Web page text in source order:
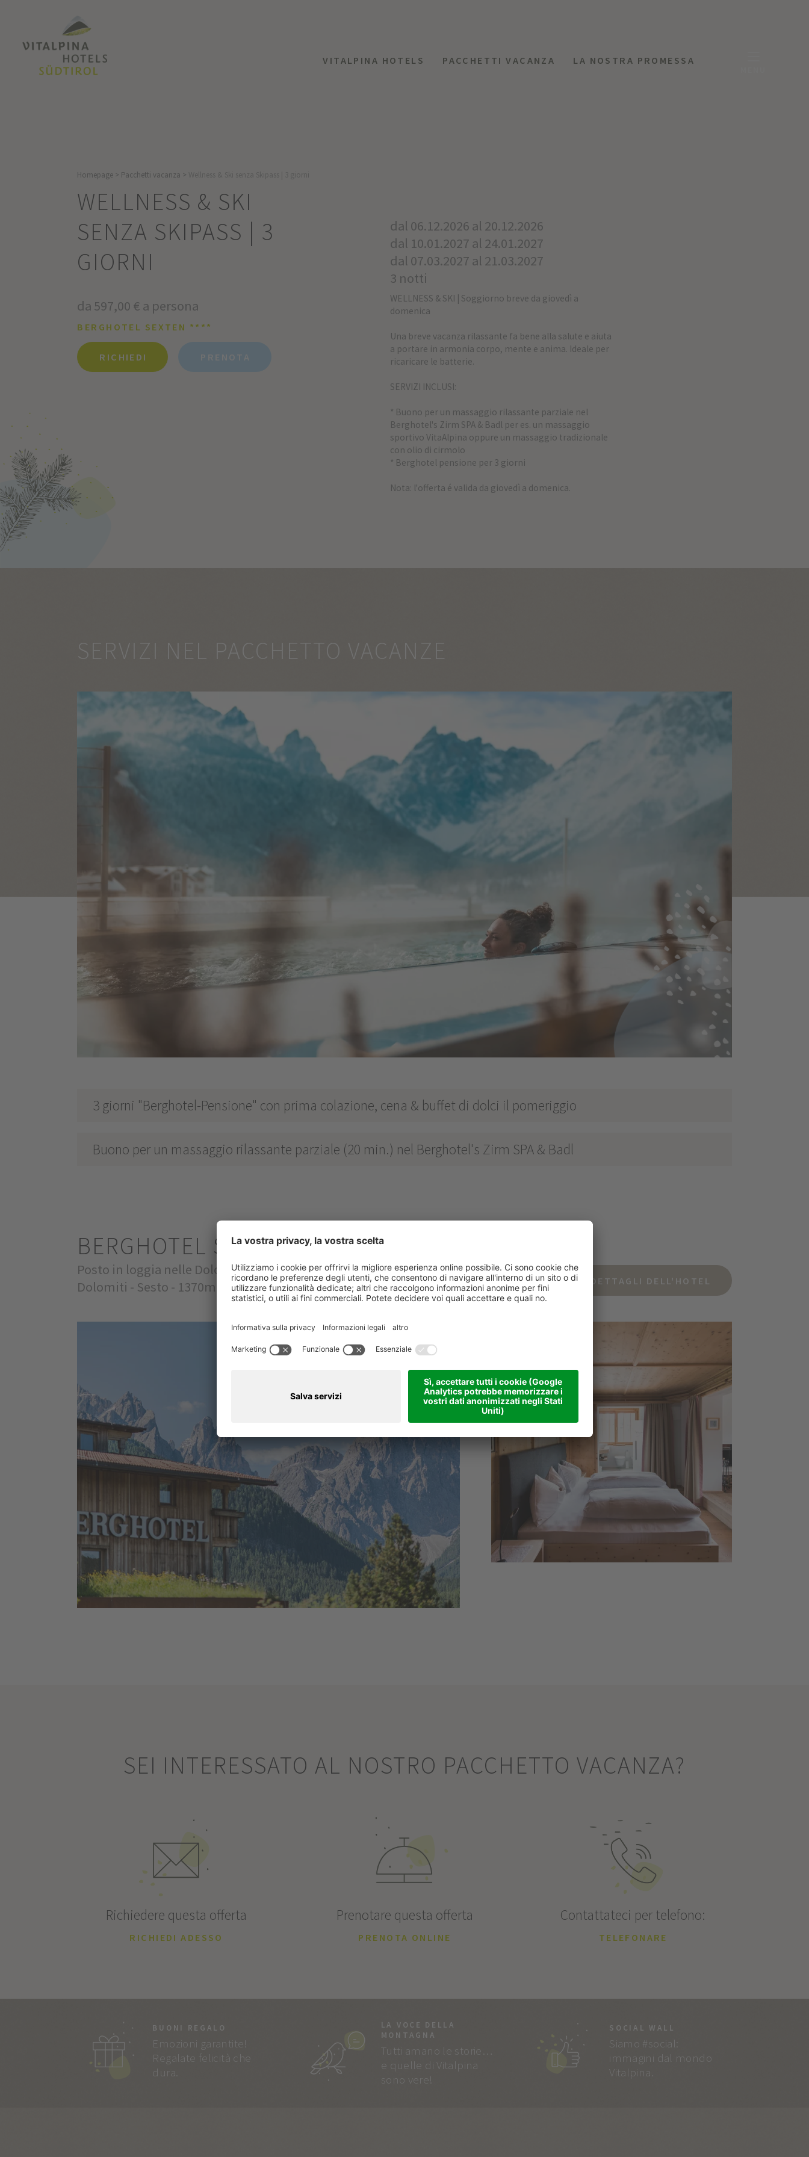
VITALPINA HOTELS PACCHETTI VACANZA LA NOSTRA PROMESSA
Homepage > Pacchetti vacanza >
WELLNESS & SKI
SENZA SKIPASS | 3
GIORNI
da 597,00 € a persona
BERGHOTEL SEXTEN ****
RICHIEDI PRENOTA
dal 06.12.2026 al 20.12.2026
dal 10.01.2027 al 24.01.2027
dal 07.03.2027 al 21.03.2027
3 notti
WELLNESS & SKI | Soggiorno breve da giovedì a
domenica
Una breve vacanza rilassante fa bene alla salute e aiuta
a portare in armonia corpo, mente e anima. Ideale per
ricaricare le batterie.
SERVIZI INCLUSI:
* Buono per un massaggio rilassante parziale nel
Berghotel's Zirm SPA & Badl per es. un massaggio
sportivo VitaAlpina oppure un massaggio tradizionale
con olio di cirmolo
* Berghotel pensione per 3 giorni
Nota: l'offerta é valida da giovedì a domenica.
SERVIZI NEL PACCHETTO VACANZE
3 giorni "Berghotel-Pensione" con prima colazione, cena & buffet di dolci il pomeriggio
Buono per un massaggio rilassante parziale (20 min.) nel Berghotel's Zirm SPA & Badl
BERGHOTEL SEXTEN****s
Posto in loggia nelle Dolomiti di Sesto
Dolomiti - Sesto - 1370m
DETTAGLI DELL'HOTEL
SEI INTERESSATO AL NOSTRO PACCHETTO VACANZA?
Richiedere questa offerta
RICHIEDI ADESSO
Prenotare questa offerta
PRENOTA ONLINE
Contattateci per telefono:
TELEFONARE
BUONI REGALO
Emozioni garantite!
Regalate felicità che
dura.
LA VOCE DELLA
MONTAGNA
Tutti amano le storie…
e quelle di Vitalpina
sono vere!
SOCIAL WALL
Siamo #social:
immagini dal mondo
Vitalpina.